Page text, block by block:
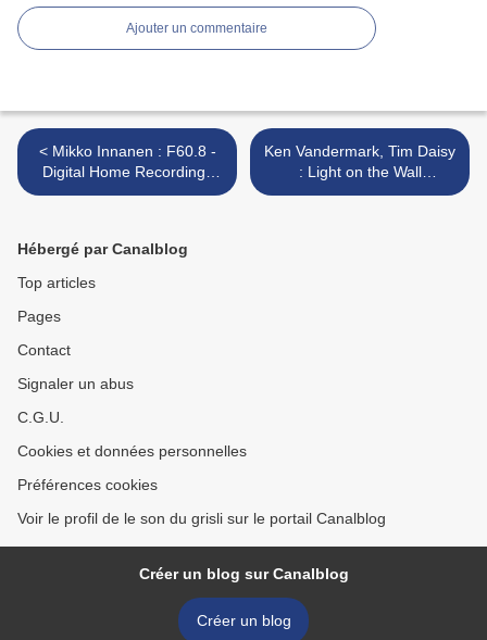
Ajouter un commentaire
< Mikko Innanen : F60.8 -
Digital Home Recordings
(Æon, 2009)
Ken Vandermark, Tim Daisy
: Light on the Wall
(Laurence Family, 2009) >
Hébergé par Canalblog
Top articles
Pages
Contact
Signaler un abus
C.G.U.
Cookies et données personnelles
Préférences cookies
Voir le profil de le son du grisli sur le portail Canalblog
Créer un blog sur Canalblog
Créer un blog